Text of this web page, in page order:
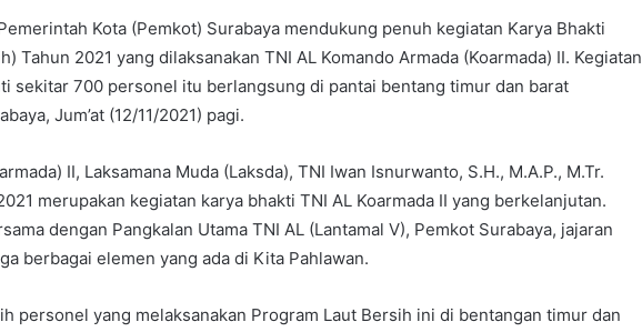
Kota (Pemkot) Surabaya mendukung penuh kegiatan Karya Bhakti
Tahun 2021 yang dilaksanakan TNI AL Komando Armada (Koarmada) II. Kegiatan
sekitar 700 personel itu berlangsung di pantai bentang timur dan barat
Jum’at (12/11/2021) pagi.
II, Laksamana Muda (Laksda), TNI Iwan Isnurwanto, S.H., M.A.P., M.Tr.
merupakan kegiatan karya bhakti TNI AL Koarmada II yang berkelanjutan.
dengan Pangkalan Utama TNI AL (Lantamal V), Pemkot Surabaya, jajaran
berbagai elemen yang ada di Kita Pahlawan.
personel yang melaksanakan Program Laut Bersih ini di bentangan timur dan